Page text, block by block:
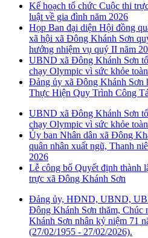
Kế hoạch tổ chức Cuộc thi
luật về gia đình năm 2026
Họp Ban đại diện Hội đồng
xã hội xã Đông Khánh Sơn
hướng nhiệm vụ quý II năm
UBND xã Đông Khánh Sơn
chạy Olympic vì sức khỏe
Đảng ủy xã Đông Khánh Sơn
Thực Hiện Quy Trình Công
UBND xã Đông Khánh Sơn
chạy Olympic vì sức khỏe
Ủy ban Nhân dân xã Đông
quân nhân xuất ngũ, Thanh
2026
Lễ công bố Quyết định thành
trực xã Đông Khánh Sơn
Đảng ủy, HĐND, UBND,
Đông Khánh Sơn thăm, Chúc
Khánh Sơn nhân kỷ niệm 71
(27/02/1955 - 27/02/2026).